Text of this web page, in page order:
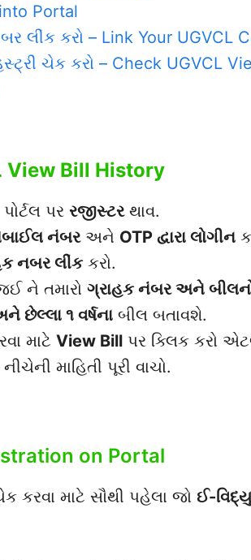
Portal
લીંક કરો – Link Your UGVCL
ચેક કરો – Check UGVCL
View Bill History
પોર્ટલ પર રજીસ્ટરથાવ.
નંબરઅને OTP દ્વારા લોગીન
નબર લીંકકરો.
ને તમારો ગ્રાહક નંબર અને
છેલ્લા ૧ વર્ષના બીલ બતાવશે.
માટે View Bill પર ક્લિક કરો
માહિતી પૂરી વાચો.
on Portal
કરવા માટે સૌથી પહેલા જો ઈ-